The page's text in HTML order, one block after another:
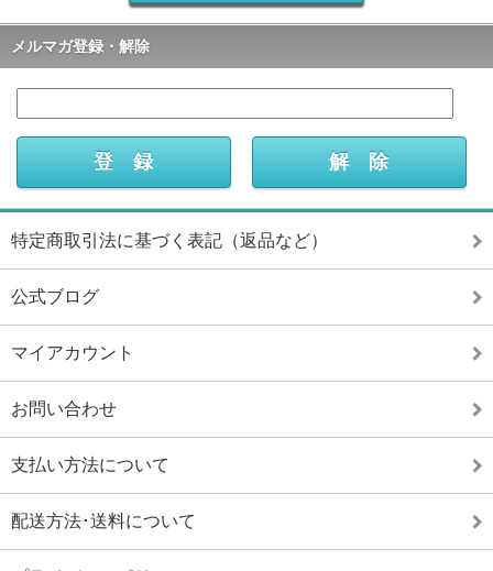
メルマガ登録・解除
特定商取引法に基づく表記（返品など）
公式ブログ
マイアカウント
お問い合わせ
支払い方法について
配送方法･送料について